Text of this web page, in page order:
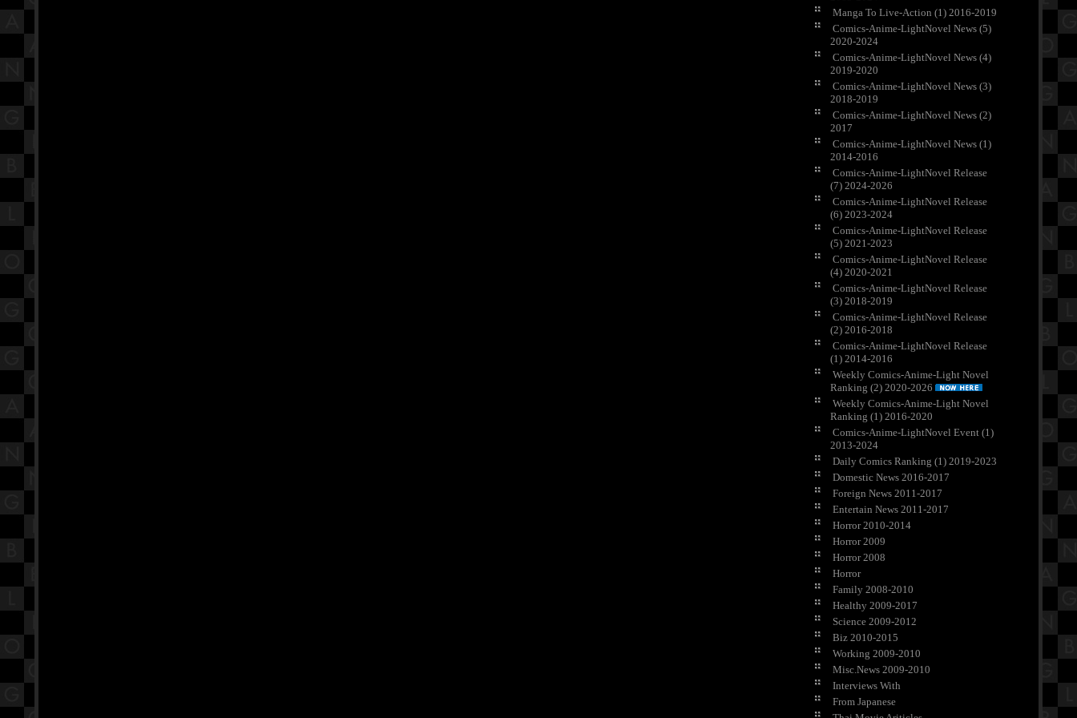
Manga To Live-Action (1) 2016-2019
Comics-Anime-LightNovel News (5)
2020-2024
Comics-Anime-LightNovel News (4)
2019-2020
Comics-Anime-LightNovel News (3)
2018-2019
Comics-Anime-LightNovel News (2)
2017
Comics-Anime-LightNovel News (1)
2014-2016
Comics-Anime-LightNovel Release
(7) 2024-2026
Comics-Anime-LightNovel Release
(6) 2023-2024
Comics-Anime-LightNovel Release
(5) 2021-2023
Comics-Anime-LightNovel Release
(4) 2020-2021
Comics-Anime-LightNovel Release
(3) 2018-2019
Comics-Anime-LightNovel Release
(2) 2016-2018
Comics-Anime-LightNovel Release
(1) 2014-2016
Weekly Comics-Anime-Light Novel
Ranking (2) 2020-2026
Weekly Comics-Anime-Light Novel
Ranking (1) 2016-2020
Comics-Anime-LightNovel Event (1)
2013-2024
Daily Comics Ranking (1) 2019-2023
Domestic News 2016-2017
Foreign News 2011-2017
Entertain News 2011-2017
Horror 2010-2014
Horror 2009
Horror 2008
Horror
Family 2008-2010
Healthy 2009-2017
Science 2009-2012
Biz 2010-2015
Working 2009-2010
Misc.News 2009-2010
Interviews With
From Japanese